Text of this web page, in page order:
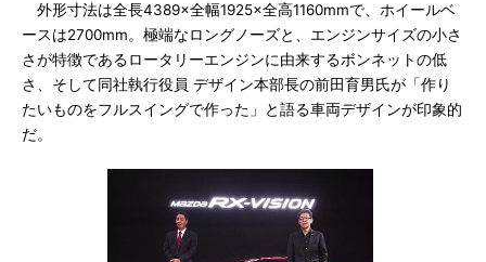
外形寸法は全長4389×全幅1925×全高1160mmで、ホイールベ
ースは2700mm。極端なロングノーズと、エンジンサイズの小さ
さが特徴であるロータリーエンジンに由来するボンネットの低
さ、そして同社執行役員 デザイン本部長の前田育男氏が「作り
たいものをフルスイングで作った」と語る車両デザインが印象的
だ。